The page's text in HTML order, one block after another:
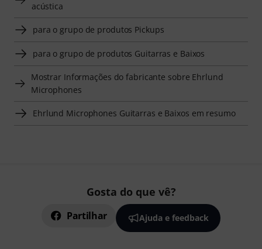
acústica
para o grupo de produtos Pickups
para o grupo de produtos Guitarras e Baixos
Mostrar Informações do fabricante sobre Ehrlund
Microphones
Ehrlund Microphones Guitarras e Baixos em resumo
Gosta do que vê?
Partilhar Ajuda e feedback